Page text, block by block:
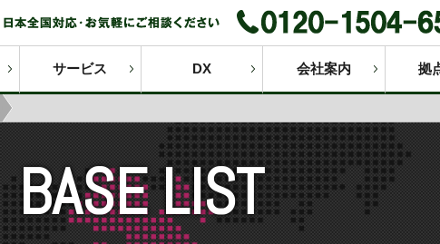
サービス DX 会社案内 拠
BASE LIST